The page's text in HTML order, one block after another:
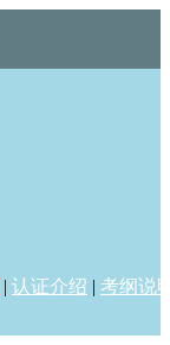
| 认证介绍 | 考纲说